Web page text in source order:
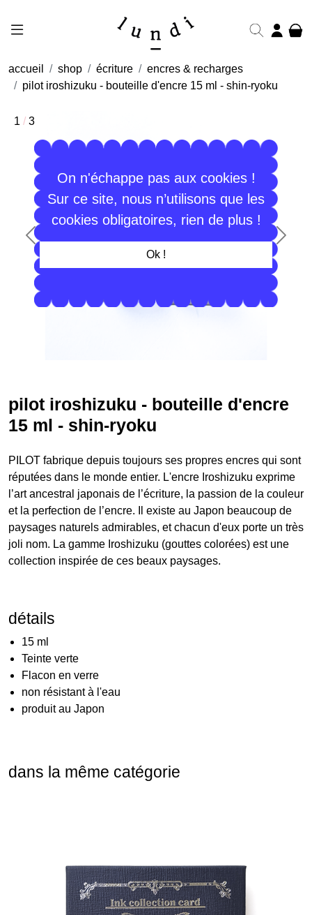
On n'échappe pas aux cookies !
Sur ce site, nous n’utilisons que les
cookies obligatoires, rien de plus !
Ok !
accueil shop écriture
encres & recharges
pilot iroshizuku - bouteille d'encre 15 ml - shin-ryoku
1 / 3
Précédent
pilot iroshizuku - bouteille d'encre
15 ml - shin-ryoku
PILOT fabrique depuis toujours ses propres encres qui sont
réputées dans le monde entier. L'encre Iroshizuku exprime
l’art ancestral japonais de l’écriture, la passion de la couleur
et la perfection de l’encre. Il existe au Japon beaucoup de
paysages naturels admirables, et chacun d'eux porte un très
joli nom. La gamme Iroshizuku (gouttes colorées) est une
collection inspirée de ces beaux paysages.
détails
15 ml
Teinte verte
Flacon en verre
non résistant à l'eau
produit au Japon
dans la même catégorie